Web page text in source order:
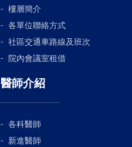
樓層簡介
各單位聯絡方式
社區交通車路線及班次
院內會議室租借
醫師介紹
各科醫師
新進醫師